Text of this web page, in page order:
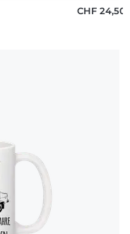
CHF 24,50